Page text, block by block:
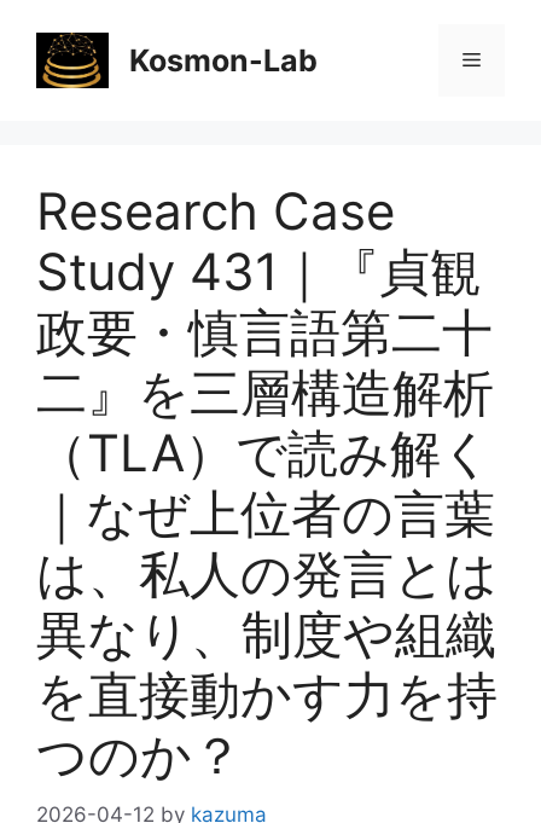
Kosmon-Lab メ
Research Case
Study 431｜『貞観
政要・慎言語第二十
二』を三層構造解析
（TLA）で読み解く
｜なぜ上位者の言葉
は、私人の発言とは
異なり、制度や組織
を直接動かす力を持
つのか？
2026-04-12 by kazuma